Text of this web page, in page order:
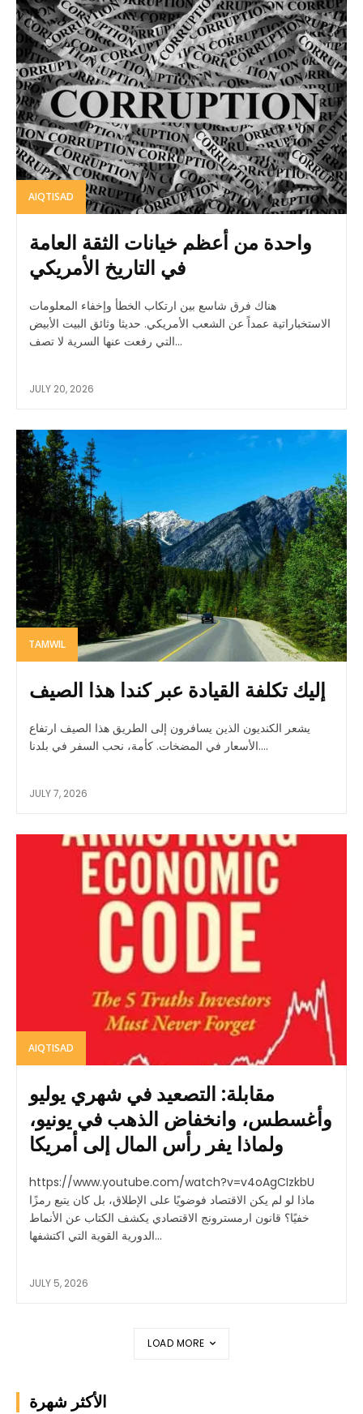
AIQTISAD
واحدة من أعظم خيانات الثقة العامة
في التاريخ الأمريكي
هناك فرق شاسع بين ارتكاب الخطأ وإخفاء المعلومات
الاستخباراتية عمداً عن الشعب الأمريكي. حديثا وثائق البيت الأبيض
التي رفعت عنها السرية لا تصف...
JULY 20, 2026
TAMWIL
إليك تكلفة القيادة عبر كندا هذا الصيف
يشعر الكنديون الذين يسافرون إلى الطريق هذا الصيف ارتفاع
الأسعار في المضخات. كأمة، نحب السفر في بلدنا....
JULY 7, 2026
AIQTISAD
مقابلة: التصعيد في شهري يوليو
وأغسطس، وانخفاض الذهب في يونيو،
ولماذا يفر رأس المال إلى أمريكا
https://www.youtube.com/watch?v=v4oAgCIzkbU
ماذا لو لم يكن الاقتصاد فوضويًا على الإطلاق، بل كان يتبع رمزًا
خفيًا؟ قانون ارمسترونج الاقتصادي يكشف الكتاب عن الأنماط
الدورية القوية التي اكتشفها...
JULY 5, 2026
LOAD MORE
الأكثر شهرة